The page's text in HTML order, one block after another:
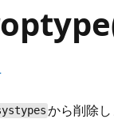
から削除し